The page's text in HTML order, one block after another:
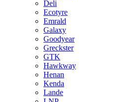
Deli
Ecotyre
Emrald
Galaxy
Goodyear
Greckster
GTK
Hawkway
Henan
Kenda
Lande